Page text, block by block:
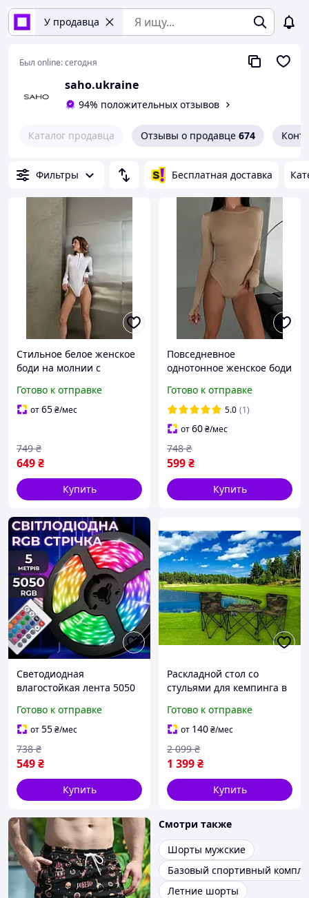
У продавца
Был online:сегодня
saho.ukraine
94% положительных отзывов
Каталог продавца Отзывы о продавце 674
Фильтры Бесплатная доставка
Стильное белое женское
боди на молнии с
базовый боди со змейкой
на груди из
Готово к отправке
от65₴/мес
649₴
749 ₴
Купить
Повседневное
однотонное женское боди
базовый боди с разрезом
под палец для девушек
Готово к отправке
5.0 (1)
от60₴/мес
599₴
748 ₴
Купить
Светодиодная
влагостойкая лента 5050
разноцветная Led
подсветка для кухни
Готово к отправке
от55₴/мес
549₴
738 ₴
Купить
Раскладной стол со
стульями для кемпинга в
туристический столик и 2
стула для природы
Готово к отправке
от 140₴/мес
1 399₴
2 099 ₴
Купить
Смотри также
Шорты мужские
Базовый спортивный
Летние шорты